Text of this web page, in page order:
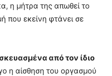
η μήτρα της απωθεί το
που εκείνη φτάνει σε
από τον ίδιο
η αίσθηση του οργασμού